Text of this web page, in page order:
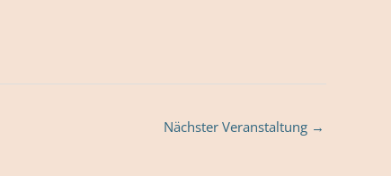
Nächster Veranstaltung →